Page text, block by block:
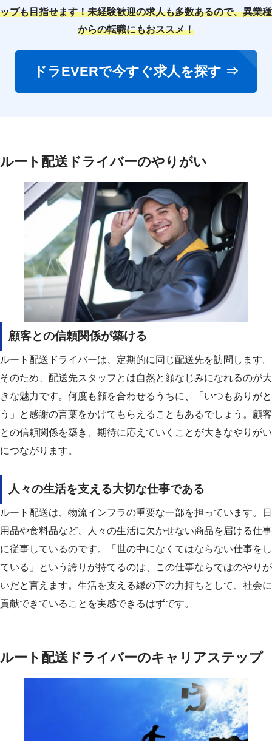
ップも目指せます！未経験歓迎の求人も多数あるので、異業種
からの転職にもおススメ！
ドラEVERで今すぐ求人を探す ⇒
ルート配送ドライバーのやりがい
顧客との信頼関係が築ける
ルート配送ドライバーは、定期的に同じ配送先を訪問します。
そのため、配送先スタッフとは自然と顔なじみになれるのが大
きな魅力です。 何度も顔を合わせるうちに、「いつもありがと
う」と感謝の言葉をかけてもらえることもあるでしょう。 顧客
との信頼関係を築き、期待に応えていくことが大きなやりがい
につながります。
人々の生活を支える大切な仕事である
ルート配送は、物流インフラの重要な一部を担っています。
日
用品や食料品など、人々の生活に欠かせない商品を届ける仕事
に従事しているのです。
「世の中になくてはならない仕事をし
ている」という誇りが持てるのは、この仕事ならではのやりが
いだと言えます。 生活を支える縁の下の力持ちとして、社会に
貢献できていることを実感できるはずです。
ルート配送ドライバーのキャリアステップ